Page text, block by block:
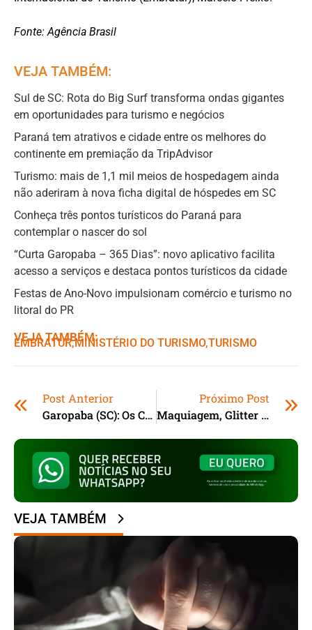
Fonte: Agência Brasil
VEJA TAMBÉM:
Sul de SC: Rota do Big Surf transforma ondas gigantes
em oportunidades para turismo e negócios
Paraná tem atrativos e cidade entre os melhores do
continente em premiação da TripAdvisor
Turismo: mais de 1,1 mil meios de hospedagem ainda
não aderiram à nova ficha digital de hóspedes em SC
Conheça três pontos turísticos do Paraná para
contemplar o nascer do sol
“Curta Garopaba – 365 Dias”: novo aplicativo facilita
acesso a serviços e destaca pontos turísticos da cidade
Festas de Ano-Novo impulsionam comércio e turismo no
litoral do PR
VEJA TAMBÉM:
EMBRATUR,ㅤMINISTÉRIO DO TURISMO,ㅤTURISMO
Post Anterior
Garopaba (SC): Os Campeões Do Campeonato Municipal De Beach Soccer 2025
Próximo Post
Maquiagem, Glitter E Saúde Ocular: O Que Você Precisa Saber Antes Da Folia
VEJA TAMBÉM